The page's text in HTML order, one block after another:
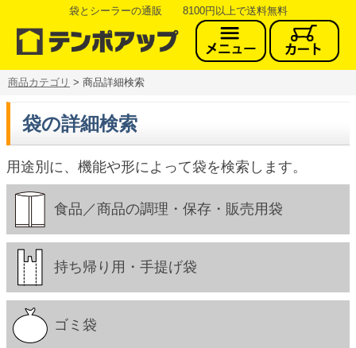
袋とシーラーの通販 8100円以上で送料無料
商品カテゴリ > 商品詳細検索
袋の詳細検索
用途別に、機能や形によって袋を検索します。
食品／商品の調理・保存・販売用袋
持ち帰り用・手提げ袋
ゴミ袋